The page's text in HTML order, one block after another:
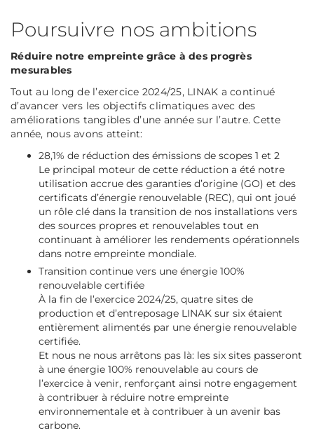
Poursuivre nos ambitions
Réduire notre empreinte grâce à des progrès
mesurables
Tout au long de l’exercice 2024/25, LINAK a continué
d’avancer vers les objectifs climatiques avec des
améliorations tangibles d’une année sur l’autre. Cette
année, nous avons atteint:
28,1% de réduction des émissions de scopes 1 et 2
Le principal moteur de cette réduction a été notre
utilisation accrue des garanties d’origine (GO) et des
certificats d’énergie renouvelable (REC), qui ont joué
un rôle clé dans la transition de nos installations vers
des sources propres et renouvelables tout en
continuant à améliorer les rendements opérationnels
dans notre empreinte mondiale.
Transition continue vers une énergie 100%
renouvelable certifiée
À la fin de l’exercice 2024/25, quatre sites de
production et d’entreposage LINAK sur six étaient
entièrement alimentés par une énergie renouvelable
certifiée.
Et nous ne nous arrêtons pas là: les six sites passeront
à une énergie 100% renouvelable au cours de
l’exercice à venir, renforçant ainsi notre engagement
à contribuer à réduire notre empreinte
environnementale et à contribuer à un avenir bas
carbone.